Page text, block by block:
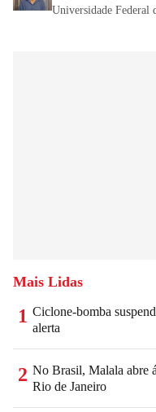
Universidade Federal
Mais Lidas
1 Ciclone-bomba
alerta
2 No Brasil, Malala abre
Rio de Janeiro